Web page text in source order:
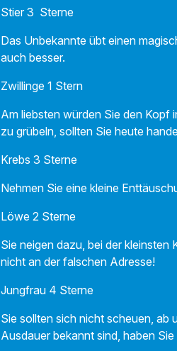
Stier 3 Sterne
Das Unbekannte übt einen
auch besser.
Zwillinge 1 Stern
Am liebsten würden Sie den Kopf
zu grübeln, sollten Sie heute
Krebs 3 Sterne
Nehmen Sie eine kleine
Löwe 2 Sterne
Sie neigen dazu, bei der kleinsten
nicht an der falschen Adresse!
Jungfrau 4 Sterne
Sie sollten sich nicht scheuen, ab
Ausdauer bekannt sind, haben